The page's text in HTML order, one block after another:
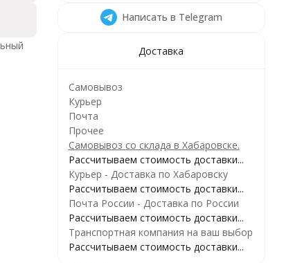
Написать в Telegram
Доставка
Самовывоз
Курьер
Почта
Прочее
Самовывоз со склада в Хабаровске.
Рассчитываем стоимость доставки...
Курьер - Доставка по Хабаровску
Рассчитываем стоимость доставки...
Почта России - Доставка по России
Рассчитываем стоимость доставки...
Транспортная компания на ваш выбор
Рассчитываем стоимость доставки...